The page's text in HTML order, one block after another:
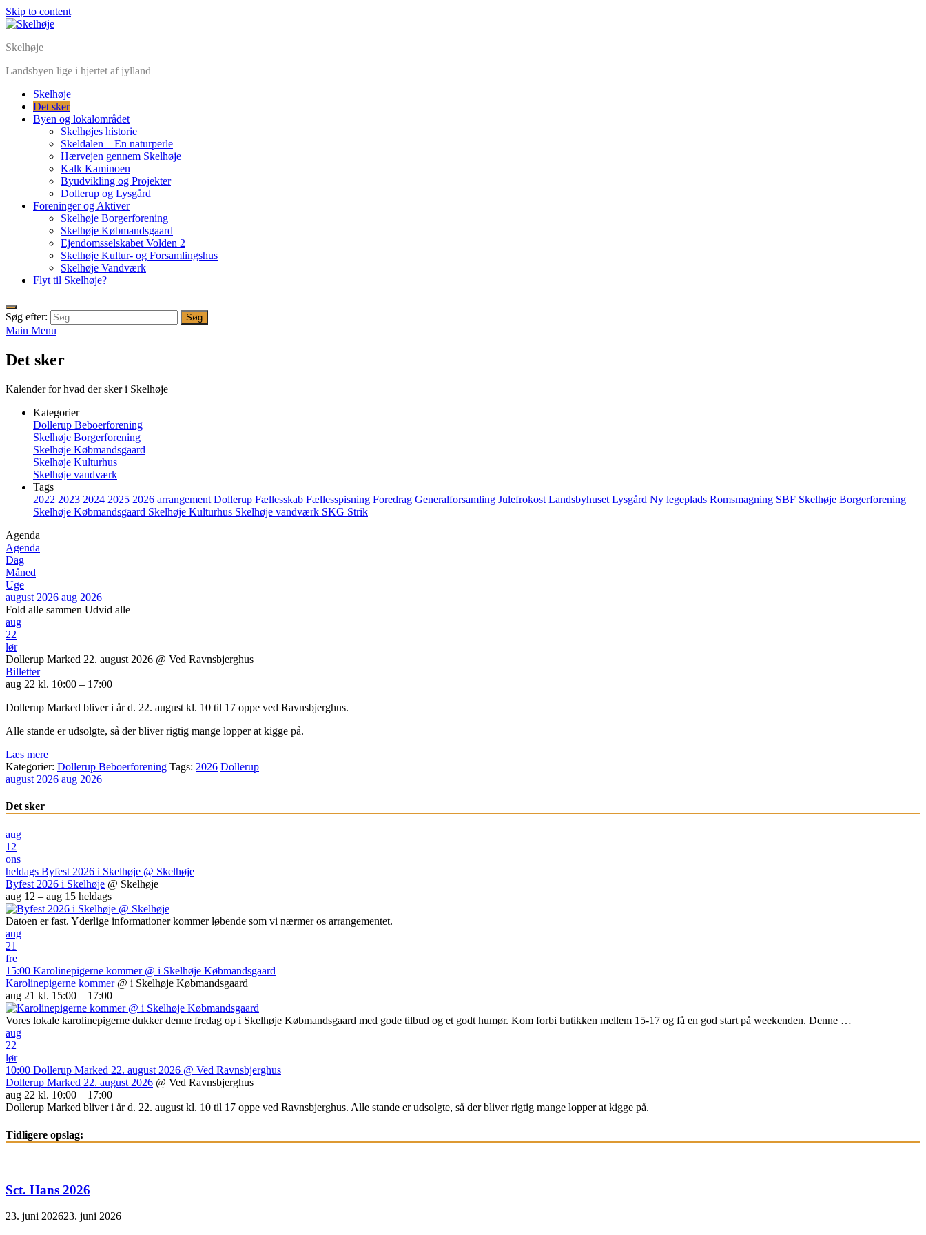
Skip to content
Skelhøje
Landsbyen lige i hjertet af jylland
Skelhøje
Det sker
Byen og lokalområdet
Skelhøjes historie
Skeldalen – En naturperle
Hærvejen gennem Skelhøje
Kalk Kaminoen
Byudvikling og Projekter
Dollerup og Lysgård
Foreninger og Aktiver
Skelhøje Borgerforening
Skelhøje Købmandsgaard
Ejendomsselskabet Volden 2
Skelhøje Kultur- og Forsamlingshus
Skelhøje Vandværk
Flyt til Skelhøje?
Søg efter:
Main Menu
Det sker
Kalender for hvad der sker i Skelhøje
Kategorier
Dollerup Beboerforening
Skelhøje Borgerforening
Skelhøje Købmandsgaard
Skelhøje Kulturhus
Skelhøje vandværk
Tags
2022 2023 2024 2025 2026 arrangement Dollerup Fællesskab Fællesspisning Foredrag Generalforsamling Julefrokost Landsbyhuset Lysgård Ny legeplads Romsmagning SBF Skelhøje Borgerforening
Skelhøje Købmandsgaard Skelhøje Kulturhus Skelhøje vandværk SKG Strik
Agenda
Agenda
Dag
Måned
Uge
august 2026 aug 2026
Fold alle sammen Udvid alle
aug
22
lør
Dollerup Marked 22. august 2026 @ Ved Ravnsbjerghus
Billetter
aug 22 kl. 10:00 – 17:00
Dollerup Marked bliver i år d. 22. august kl. 10 til 17 oppe ved Ravnsbjerghus.
Alle stande er udsolgte, så der bliver rigtig mange lopper at kigge på.
Læs mere
Kategorier: Dollerup Beboerforening Tags: 2026 Dollerup
august 2026 aug 2026
Det sker
aug
12
ons
heldags Byfest 2026 i Skelhøje @ Skelhøje
Byfest 2026 i Skelhøje @ Skelhøje
aug 12 – aug 15 heldags
Datoen er fast. Yderlige informationer kommer løbende som vi nærmer os arrangementet.
aug
21
fre
15:00 Karolinepigerne kommer @ i Skelhøje Købmandsgaard
Karolinepigerne kommer @ i Skelhøje Købmandsgaard
aug 21 kl. 15:00 – 17:00
Vores lokale karolinepigerne dukker denne fredag op i Skelhøje Købmandsgaard med gode tilbud og et godt humør. Kom forbi butikken mellem 15-17 og få en god start på weekenden. Denne …
aug
22
lør
10:00 Dollerup Marked 22. august 2026 @ Ved Ravnsbjerghus
Dollerup Marked 22. august 2026 @ Ved Ravnsbjerghus
aug 22 kl. 10:00 – 17:00
Dollerup Marked bliver i år d. 22. august kl. 10 til 17 oppe ved Ravnsbjerghus. Alle stande er udsolgte, så der bliver rigtig mange lopper at kigge på.
Tidligere opslag:
Sct. Hans 2026
23. juni 202623. juni 2026